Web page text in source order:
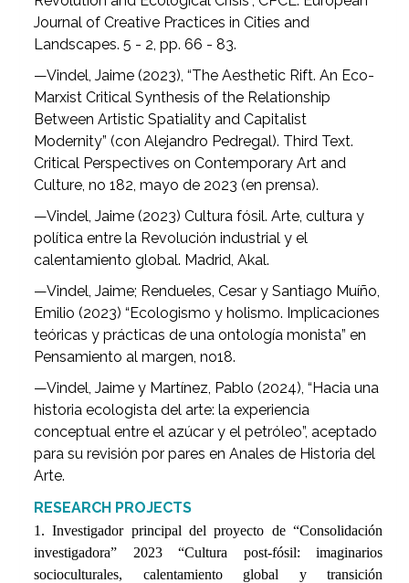
Journal of Creative Practices in Cities and
Landscapes. 5 - 2, pp. 66 - 83.
—Vindel, Jaime (2023), “The Aesthetic Rift. An Eco-
Marxist Critical Synthesis of the Relationship
Between Artistic Spatiality and Capitalist
Modernity” (con Alejandro Pedregal). Third Text.
Critical Perspectives on Contemporary Art and
Culture, no 182, mayo de 2023 (en prensa).
—Vindel, Jaime (2023) Cultura fósil. Arte, cultura y
política entre la Revolución industrial y el
calentamiento global. Madrid, Akal.
—Vindel, Jaime; Rendueles, Cesar y Santiago Muíño,
Emilio (2023) “Ecologismo y holismo. Implicaciones
teóricas y prácticas de una ontología monista” en
Pensamiento al margen, no18.
—Vindel, Jaime y Martínez, Pablo (2024), “Hacia una
historia ecologista del arte: la experiencia
conceptual entre el azúcar y el petróleo”, aceptado
para su revisión por pares en Anales de Historia del
Arte.
RESEARCH PROJECTS
1. Investigador principal del proyecto de “Consolidación
investigadora” 2023“Cultura post-fósil: imaginarios
socioculturales, calentamiento global y transición